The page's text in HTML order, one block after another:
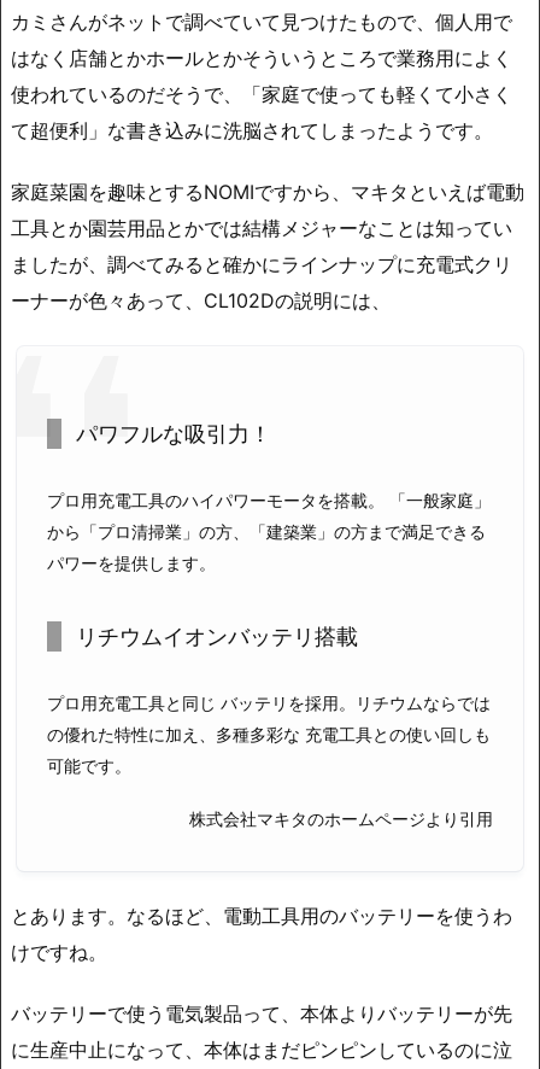
カミさんがネットで調べていて見つけたもので、個人用で
はなく店舗とかホールとかそういうところで業務用によく
使われているのだそうで、「家庭で使っても軽くて小さく
て超便利」な書き込みに洗脳されてしまったようです。
家庭菜園を趣味とするNOMIですから、マキタといえば電動
工具とか園芸用品とかでは結構メジャーなことは知ってい
ましたが、調べてみると確かにラインナップに充電式クリ
ーナーが色々あって、CL102Dの説明には、
パワフルな吸引力！
プロ用充電工具のハイパワーモータを搭載。 「一般家庭」
から「プロ清掃業」の方、「建築業」の方まで満足できる
パワーを提供します。
リチウムイオンバッテリ搭載
プロ用充電工具と同じ バッテリを採用。リチウムならでは
の優れた特性に加え、多種多彩な 充電工具との使い回しも
可能です。
株式会社マキタのホームページより引用
とあります。なるほど、電動工具用のバッテリーを使うわ
けですね。
バッテリーで使う電気製品って、本体よりバッテリーが先
に生産中止になって、本体はまだピンピンしているのに泣